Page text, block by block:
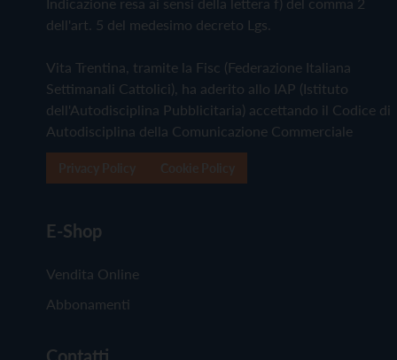
dell'art. 5 del medesimo decreto Lgs.
Vita Trentina, tramite la Fisc (Federazione Italiana
Settimanali Cattolici), ha aderito allo IAP (Istituto
dell'Autodisciplina Pubblicitaria) accettando il Codice di
Autodisciplina della Comunicazione Commerciale
E-Shop
Vendita Online
Abbonamenti
Contatti